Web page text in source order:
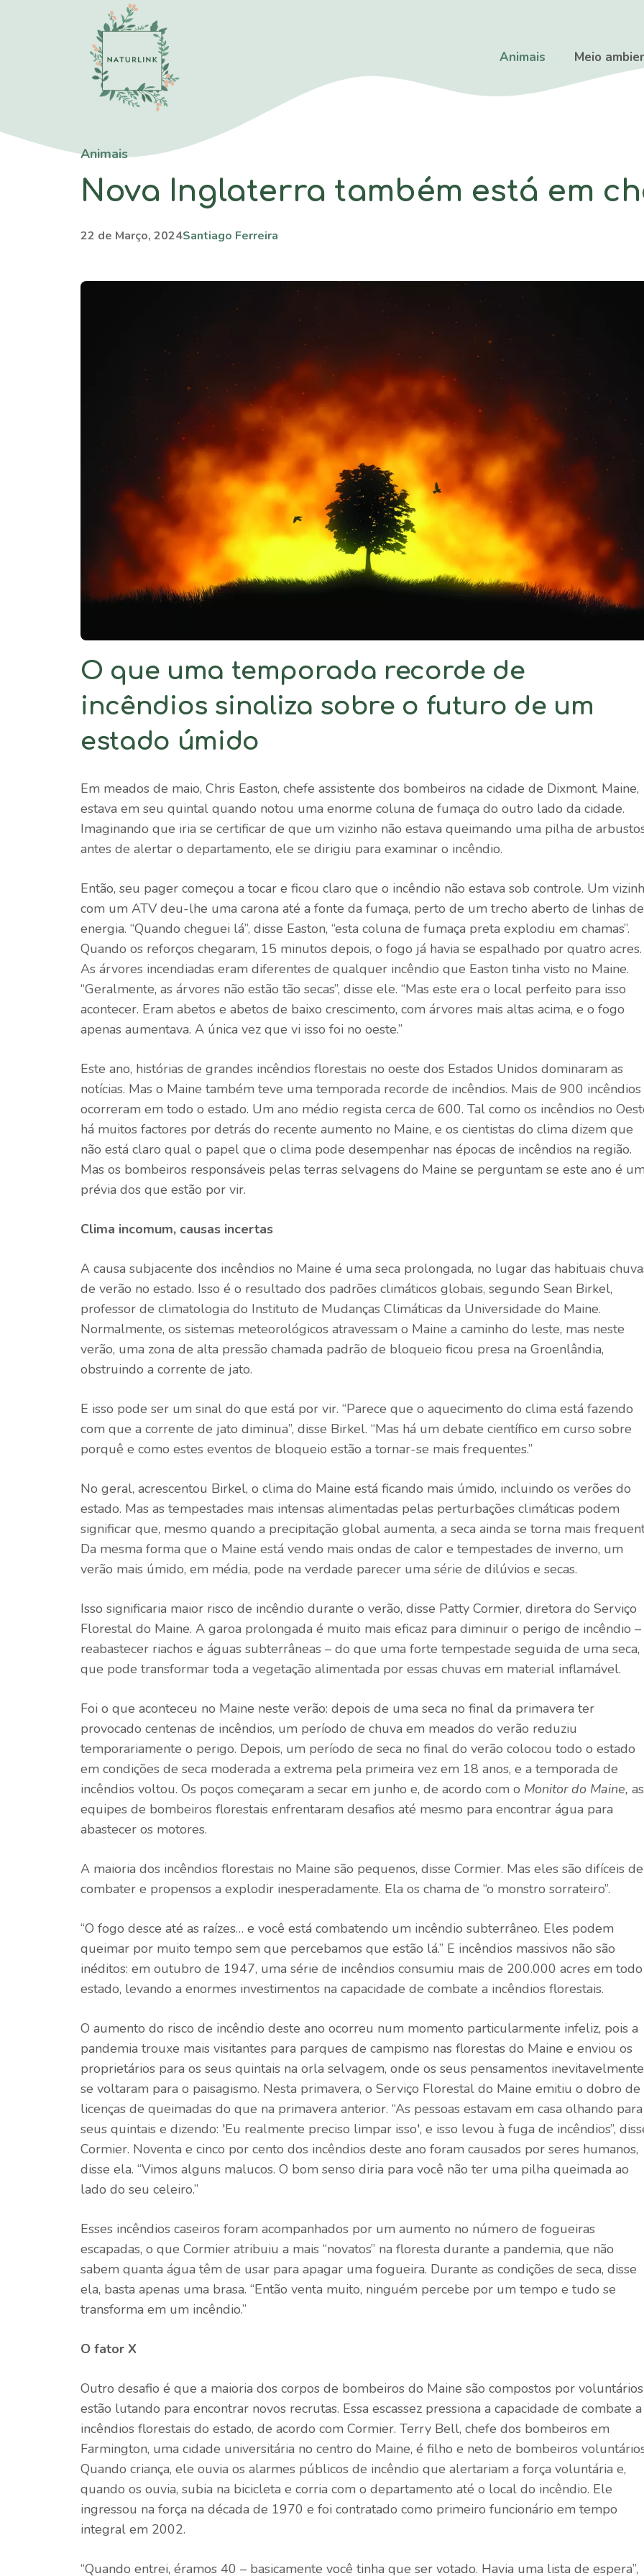
Animais Meio
Animais
Nova Inglaterra também está em
22 de Março, 2024Santiago Ferreira
O que uma temporada recorde de
incêndios sinaliza sobre o futuro de um
estado úmido
Em meados de maio, Chris Easton, chefe assistente dos bombeiros na cidade de Dixmont, Maine,
estava em seu quintal quando notou uma enorme coluna de fumaça do outro lado da cidade.
Imaginando que iria se certificar de que um vizinho não estava queimando uma pilha de
antes de alertar o departamento, ele se dirigiu para examinar o incêndio.
Então, seu pager começou a tocar e ficou claro que o incêndio não estava sob controle. Um
com um ATV deu-lhe uma carona até a fonte da fumaça, perto de um trecho aberto de linhas de
energia. “Quando cheguei lá”, disse Easton, “esta coluna de fumaça preta explodiu em chamas”.
Quando os reforços chegaram, 15 minutos depois, o fogo já havia se espalhado por quatro acres.
As árvores incendiadas eram diferentes de qualquer incêndio que Easton tinha visto no Maine.
“Geralmente, as árvores não estão tão secas”, disse ele. “Mas este era o local perfeito para isso
acontecer. Eram abetos e abetos de baixo crescimento, com árvores mais altas acima, e o fogo
apenas aumentava. A única vez que vi isso foi no oeste.”
Este ano, histórias de grandes incêndios florestais no oeste dos Estados Unidos dominaram as
notícias. Mas o Maine também teve uma temporada recorde de incêndios. Mais de 900 incêndios
ocorreram em todo o estado. Um ano médio regista cerca de 600. Tal como os incêndios no
há muitos factores por detrás do recente aumento no Maine, e os cientistas do clima dizem que
não está claro qual o papel que o clima pode desempenhar nas épocas de incêndios na região.
Mas os bombeiros responsáveis ​​pelas terras selvagens do Maine se perguntam se este ano é
prévia dos que estão por vir.
Clima incomum, causas incertas
A causa subjacente dos incêndios no Maine é uma seca prolongada, no lugar das habituais
de verão no estado. Isso é o resultado dos padrões climáticos globais, segundo Sean Birkel,
professor de climatologia do Instituto de Mudanças Climáticas da Universidade do Maine.
Normalmente, os sistemas meteorológicos atravessam o Maine a caminho do leste, mas neste
verão, uma zona de alta pressão chamada padrão de bloqueio ficou presa na Groenlândia,
obstruindo a corrente de jato.
E isso pode ser um sinal do que está por vir. “Parece que o aquecimento do clima está fazendo
com que a corrente de jato diminua”, disse Birkel. “Mas há um debate científico em curso sobre
porquê e como estes eventos de bloqueio estão a tornar-se mais frequentes.”
No geral, acrescentou Birkel, o clima do Maine está ficando mais úmido, incluindo os verões do
estado. Mas as tempestades mais intensas alimentadas pelas perturbações climáticas podem
significar que, mesmo quando a precipitação global aumenta, a seca ainda se torna mais
Da mesma forma que o Maine está vendo mais ondas de calor e tempestades de inverno, um
verão mais úmido, em média, pode na verdade parecer uma série de dilúvios e secas.
Isso significaria maior risco de incêndio durante o verão, disse Patty Cormier, diretora do Serviço
Florestal do Maine. A garoa prolongada é muito mais eficaz para diminuir o perigo de incêndio –
reabastecer riachos e águas subterrâneas – do que uma forte tempestade seguida de uma seca,
que pode transformar toda a vegetação alimentada por essas chuvas em material inflamável.
Foi o que aconteceu no Maine neste verão: depois de uma seca no final da primavera ter
provocado centenas de incêndios, um período de chuva em meados do verão reduziu
temporariamente o perigo. Depois, um período de seca no final do verão colocou todo o estado
em condições de seca moderada a extrema pela primeira vez em 18 anos, e a temporada de
incêndios voltou. Os poços começaram a secar em junho e, de acordo com o Monitor do Maine, as
equipes de bombeiros florestais enfrentaram desafios até mesmo para encontrar água para
abastecer os motores.
A maioria dos incêndios florestais no Maine são pequenos, disse Cormier. Mas eles são difíceis de
combater e propensos a explodir inesperadamente. Ela os chama de “o monstro sorrateiro”.
“O fogo desce até as raízes… e você está combatendo um incêndio subterrâneo. Eles podem
queimar por muito tempo sem que percebamos que estão lá.” E incêndios massivos não são
inéditos: em outubro de 1947, uma série de incêndios consumiu mais de 200.000 acres em
estado, levando a enormes investimentos na capacidade de combate a incêndios florestais.
O aumento do risco de incêndio deste ano ocorreu num momento particularmente infeliz, pois a
pandemia trouxe mais visitantes para parques de campismo nas florestas do Maine e enviou os
proprietários para os seus quintais na orla selvagem, onde os seus pensamentos inevitavelmente
se voltaram para o paisagismo. Nesta primavera, o Serviço Florestal do Maine emitiu o dobro de
licenças de queimadas do que na primavera anterior. “As pessoas estavam em casa olhando para
seus quintais e dizendo: 'Eu realmente preciso limpar isso', e isso levou à fuga de incêndios”,
Cormier. Noventa e cinco por cento dos incêndios deste ano foram causados ​​por seres humanos,
disse ela. “Vimos alguns malucos. O bom senso diria para você não ter uma pilha queimada ao
lado do seu celeiro.”
Esses incêndios caseiros foram acompanhados por um aumento no número de fogueiras
escapadas, o que Cormier atribuiu a mais “novatos” na floresta durante a pandemia, que não
sabem quanta água têm de usar para apagar uma fogueira. Durante as condições de seca, disse
ela, basta apenas uma brasa. “Então venta muito, ninguém percebe por um tempo e tudo se
transforma em um incêndio.”
O fator X
Outro desafio é que a maioria dos corpos de bombeiros do Maine são compostos por
estão lutando para encontrar novos recrutas. Essa escassez pressiona a capacidade de combate a
incêndios florestais do estado, de acordo com Cormier. Terry Bell, chefe dos bombeiros em
Farmington, uma cidade universitária no centro do Maine, é filho e neto de bombeiros
Quando criança, ele ouvia os alarmes públicos de incêndio que alertariam a força voluntária e,
quando os ouvia, subia na bicicleta e corria com o departamento até o local do incêndio. Ele
ingressou na força na década de 1970 e foi contratado como primeiro funcionário em tempo
integral em 2002.
“Quando entrei, éramos 40 – basicamente você tinha que ser votado. Havia uma lista de espera”,